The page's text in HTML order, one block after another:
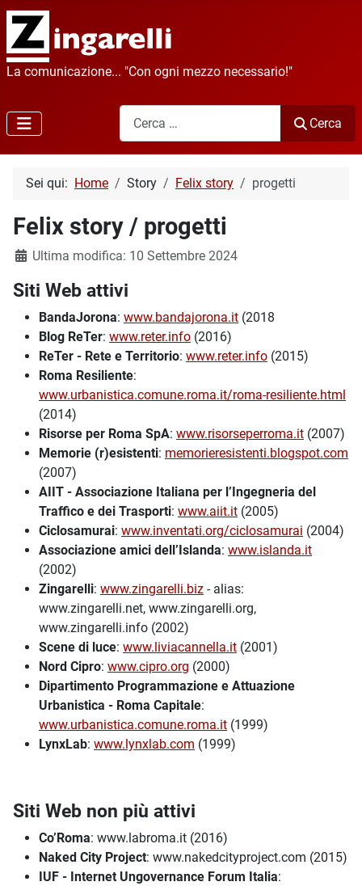
La comunicazione... "Con ogni mezzo necessario!"
Cerca
Cerca
Sei qui: Home Story Felix story progetti
Felix story / progetti
Dettagli
Ultima modifica: 10 Settembre 2024
Siti Web attivi
BandaJorona: www.bandajorona.it (2018
Blog ReTer: www.reter.info (2016)
ReTer - Rete e Territorio: www.reter.info (2015)
Roma Resiliente:
www.urbanistica.comune.roma.it/roma-resiliente.html
(2014)
Risorse per Roma SpA: www.risorseperroma.it (2007)
Memorie (r)esistenti: memorieresistenti.blogspot.com
(2007)
AIIT - Associazione Italiana per l’Ingegneria del
Traffico e dei Trasporti: www.aiit.it (2005)
Ciclosamurai: www.inventati.org/ciclosamurai (2004)
Associazione amici dell’Islanda: www.islanda.it
(2002)
Zingarelli: www.zingarelli.biz - alias:
www.zingarelli.net, www.zingarelli.org,
www.zingarelli.info (2002)
Scene di luce: www.liviacannella.it (2001)
Nord Cipro: www.cipro.org (2000)
Dipartimento Programmazione e Attuazione
Urbanistica - Roma Capitale:
www.urbanistica.comune.roma.it (1999)
LynxLab: www.lynxlab.com (1999)
Siti Web non più attivi
Co’Roma: www.labroma.it (2016)
Naked City Project: www.nakedcityproject.com (2015)
IUF - Internet Ungovernance Forum Italia: